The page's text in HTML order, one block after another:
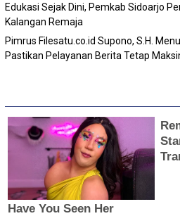
Edukasi Sejak Dini, Pemkab Sidoarjo
Kalangan Remaja
Pimrus Filesatu.co.id Supono, S.H.
Pastikan Pelayanan Berita Tetap